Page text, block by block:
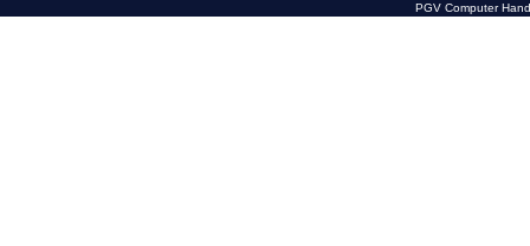
PGV Computer